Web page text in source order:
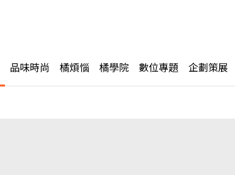
品味時尚 橘煩惱 橘學院 數位專題 企劃策展